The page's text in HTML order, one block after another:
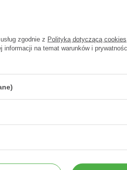
zgodnie z Polityką dotyczącą cookies
informacji na temat warunków i